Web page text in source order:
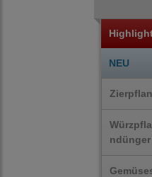
NEU
ndünger